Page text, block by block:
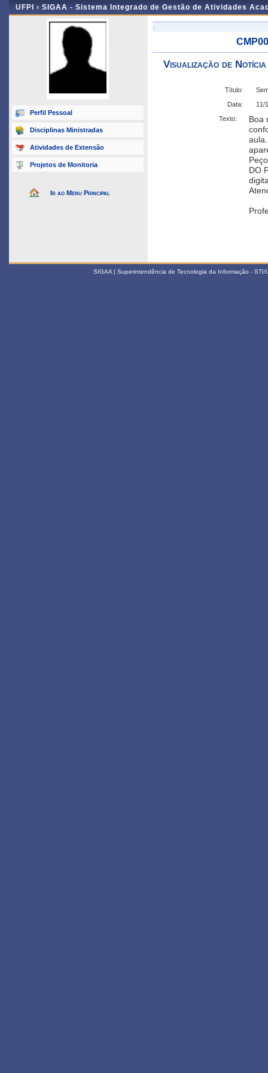
UFPI › SIGAA - Sistema Integrado de Gestão de Atividades
Perfil Pessoal
Disciplinas Ministradas
Atividades de Extensão
Projetos de Monitoria
Ir ao Menu Principal
-
Visualização de Notícia
Título:
Data:
11/
Texto:
Boa
DO
SIGAA | Superintendência de Tecnologia da Informação -